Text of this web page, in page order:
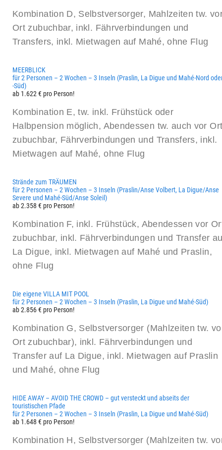
Kombination D, Selbstversorger, Mahlzeiten tw.
Ort zubuchbar, inkl. Fährverbindungen und
Transfers, inkl. Mietwagen auf Mahé, ohne Flug
MEERBLICK
für 2 Personen – 2 Wochen – 3 Inseln (Praslin, La Digue und Mahé-Nord
-Süd)
ab 1.622 € pro Person!
Kombination E, tw. inkl. Frühstück oder
Halbpension möglich, Abendessen tw. auch vor
zubuchbar, Fährverbindungen und Transfers, inkl.
Mietwagen auf Mahé, ohne Flug
Strände zum TRÄUMEN
für 2 Personen – 2 Wochen – 3 Inseln (Praslin/Anse Volbert, La Digue/Anse
Severe und Mahé-Süd/Anse Soleil)
ab 2.358 € pro Person!
Kombination F, inkl. Frühstück, Abendessen vor
zubuchbar, inkl. Fährverbindungen und Transfer
La Digue, inkl. Mietwagen auf Mahé und Praslin,
ohne Flug
Die eigene VILLA MIT POOL
für 2 Personen – 2 Wochen – 3 Inseln (Praslin, La Digue und Mahé-Süd)
ab 2.856 € pro Person!
Kombination G, Selbstversorger (Mahlzeiten tw.
Ort zubuchbar), inkl. Fährverbindungen und
Transfer auf La Digue, inkl. Mietwagen auf Praslin
und Mahé, ohne Flug
HIDE AWAY – AVOID THE CROWD – gut versteckt und abseits der
touristischen Pfade
für 2 Personen – 2 Wochen – 3 Inseln (Praslin, La Digue und Mahé-Süd)
ab 1.648 € pro Person!
Kombination H, Selbstversorger (Mahlzeiten tw.